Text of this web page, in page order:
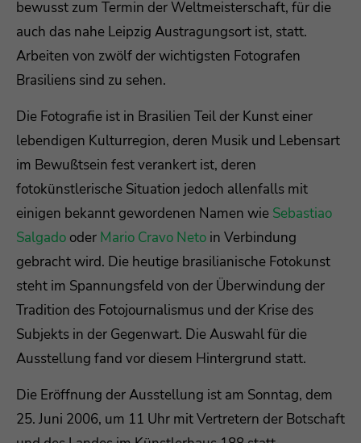
Drop us a line
info@yourdomain.com
Lorem ipsum dolor sit amet, consectetuer
adipiscing elit.
Aenean commodo ligula eget dolor. Aenean
massa. Cum sociis natoque penatibus et magnis
dis parturient montes, nascetur ridiculus mus.
Donec quam felis, ultricies nec.
bewusst zum Termin der Weltmeisterschaft, für die
auch das nahe Leipzig Austragungsort ist, statt.
Arbeiten von zwölf der wichtigsten Fotografen
Brasiliens sind zu sehen.
Die Fotografie ist in Brasilien Teil der Kunst einer
lebendigen Kulturregion, deren Musik und Lebensart
im Bewußtsein fest verankert ist, deren
fotokünstlerische Situation jedoch allenfalls mit
einigen bekannt gewordenen Namen wie Sebastiao
Salgado oder Mario Cravo Neto in Verbindung
gebracht wird. Die heutige brasilianische Fotokunst
steht im Spannungsfeld von der Überwindung der
Tradition des Fotojournalismus und der Krise des
Subjekts in der Gegenwart. Die Auswahl für die
Ausstellung fand vor diesem Hintergrund statt.
Die Eröffnung der Ausstellung ist am Sonntag, dem
25. Juni 2006, um 11 Uhr mit Vertretern der Botschaft